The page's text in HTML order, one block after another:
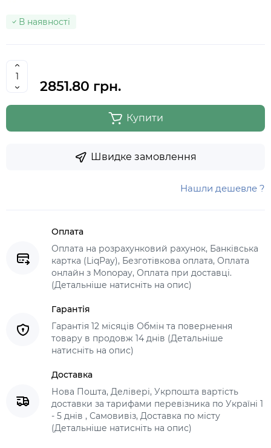
В наявності
2851.80 грн.
Купити
Швидке замовлення
Нашли дешевле ?
Оплата
Оплата на розрахунковий рахунок, Банківська
картка (LiqPay), Безготівкова оплата, Оплата
онлайн з Monopay, Оплата при доставці.
(Детальніше натисніть на опис)
Гарантія
Гарантія 12 місяців Обмін та повернення
товару в продовж 14 днів (Детальніше
натисніть на опис)
Доставка
Нова Пошта, Делівері, Укрпошта вартість
доставки за тарифами перевізника по Україні 1
- 5 днів , Самовивіз, Доставка по місту
(Детальніше натисніть на опис)